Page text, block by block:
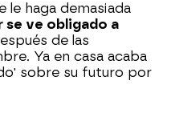
le haga demasiada
se ve obligado a
de las
Ya en casa acaba
sobre su futuro por